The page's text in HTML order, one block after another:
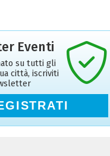
Eventi
su tutti gli
città, iscriviti